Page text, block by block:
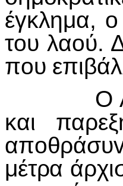
έγκλημα,
τoυ λαoύ.
πoυ
Ο
και
μέτρα